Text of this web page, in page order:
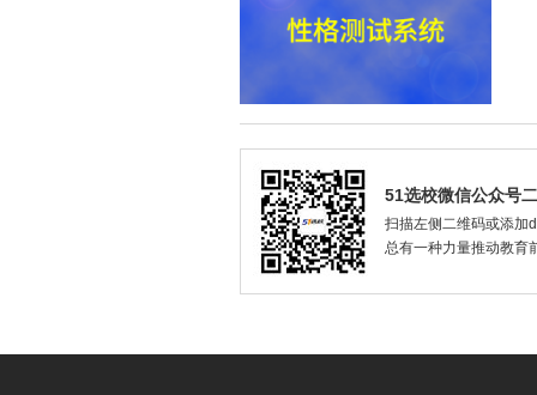
51选校微信公众号
扫描左侧二维码或添加
总有一种力量推动教育